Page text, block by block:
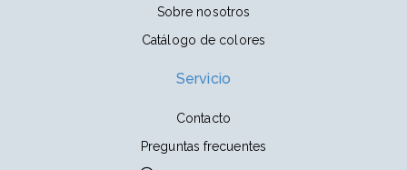
Sobre nosotros
Catálogo de colores
Servicio
Contacto
Preguntas frecuentes